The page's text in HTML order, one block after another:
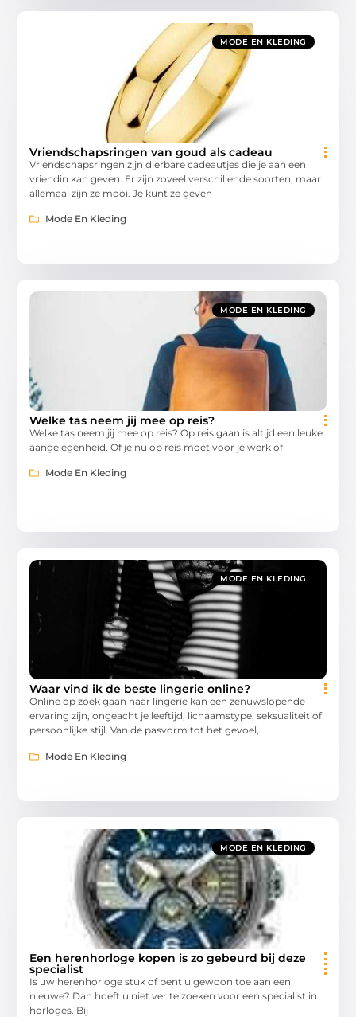
MODE EN KLEDING
Vriendschapsringen van goud als cadeau
Vriendschapsringen zijn dierbare cadeautjes die je aan een
vriendin kan geven. Er zijn zoveel verschillende soorten, maar
allemaal zijn ze mooi. Je kunt ze geven
Mode En Kleding
MODE EN KLEDING
Welke tas neem jij mee op reis?
Welke tas neem jij mee op reis? Op reis gaan is altijd een leuke
aangelegenheid. Of je nu op reis moet voor je werk of
Mode En Kleding
MODE EN KLEDING
Waar vind ik de beste lingerie online?
Online op zoek gaan naar lingerie kan een zenuwslopende
ervaring zijn, ongeacht je leeftijd, lichaamstype, seksualiteit of
persoonlijke stijl. Van de pasvorm tot het gevoel,
Mode En Kleding
MODE EN KLEDING
Een herenhorloge kopen is zo gebeurd bij deze
specialist
Is uw herenhorloge stuk of bent u gewoon toe aan een
nieuwe? Dan hoeft u niet ver te zoeken voor een specialist in
horloges. Bij